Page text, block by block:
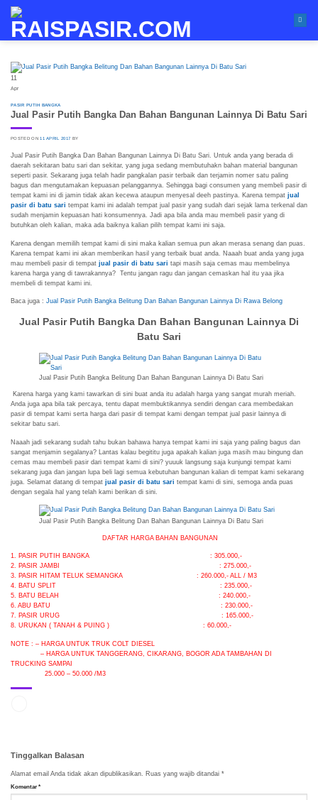
content
11
Apr
PASIR PUTIH BANGKA
Jual Pasir Putih Bangka Dan Bahan Bangunan Lainnya Di Batu Sari
POSTED ON11 APRIL 2017 BY
Jual Pasir Putih Bangka Dan Bahan Bangunan Lainnya Di Batu Sari. Untuk anda yang berada di
daerah sekitaran batu sari dan sekitar, yang juga sedang membutuhakn bahan material bangunan
seperti pasir. Sekarang juga telah hadir pangkalan pasir terbaik dan terjamin nomer satu paling
bagus dan mengutamakan kepuasan pelanggannya. Sehingga bagi consumen yang membeli pasir di
tempat kami ini di jamin tidak akan kecewa ataupun menyesal deeh pastinya. Karena tempat jual
pasir di batu sari tempat kami ini adalah tempat jual pasir yang sudah dari sejak lama terkenal dan
sudah menjamin kepuasan hati konsumennya. Jadi apa bila anda mau membeli pasir yang di
butuhkan oleh kalian, maka ada baiknya kalian pilih tempat kami ini saja.
Karena dengan memilih tempat kami di sini maka kalian semua pun akan merasa senang dan puas.
Karena tempat kami ini akan memberikan hasil yang terbaik buat anda. Naaah buat anda yang juga
mau membeli pasir di tempat jual pasir di batu sari tapi masih saja cemas mau membelinya
karena harga yang di tawrakannya? Tentu jangan ragu dan jangan cemaskan hal itu yaa jika
membeli di tempat kami ini.
Baca juga : Jual Pasir Putih Bangka Belitung Dan Bahan Bangunan Lainnya Di Rawa Belong
Jual Pasir Putih Bangka Dan Bahan Bangunan Lainnya Di
Batu Sari
Jual Pasir Putih Bangka Belitung Dan Bahan Bangunan Lainnya Di Batu Sari
Karena harga yang kami tawarkan di sini buat anda itu adalah harga yang sangat murah meriah.
Anda juga apa bila tak percaya, tentu dapat membuktikannya sendiri dengan cara membedakan
pasir di tempat kami serta harga dari pasir di tempat kami dengan tempat jual pasir lainnya di
sekitar batu sari.
Naaah jadi sekarang sudah tahu bukan bahawa hanya tempat kami ini saja yang paling bagus dan
sangat menjamin segalanya? Lantas kalau begititu juga apakah kalian juga masih mau bingung dan
cemas mau membeli pasir dari tempat kami di sini? yuuuk langsung saja kunjungi tempat kami
sekarang juga dan jangan lupa beli lagi semua kebutuhan bangunan kalian di tempat kami sekarang
juga. Selamat datang di tempat jual pasir di batu sari tempat kami di sini, semoga anda puas
dengan segala hal yang telah kami berikan di sini.
Jual Pasir Putih Bangka Belitung Dan Bahan Bangunan Lainnya Di Batu Sari
DAFTAR HARGA BAHAN BANGUNAN
1. PASIR PUTIH BANGKA : 305.000,-
2. PASIR JAMBI : 275.000,-
3. PASIR HITAM TELUK SEMANGKA : 260.000,- ALL / M3
4. BATU SPLIT : 235.000,-
5. BATU BELAH : 240.000,-
6. ABU BATU : 230.000,-
7. PASIR URUG : 165.000,-
8. URUKAN ( TANAH & PUING ) : 60.000,-
NOTE : – HARGA UNTUK TRUK COLT DIESEL
– HARGA UNTUK TANGGERANG, CIKARANG, BOGOR ADA TAMBAHAN DI
TRUCKING SAMPAI
25.000 – 50.000 /M3
Tinggalkan Balasan
Alamat email Anda tidak akan dipublikasikan. Ruas yang wajib ditandai *
Komentar *